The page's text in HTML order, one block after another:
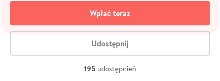
Wpłać teraz
Udostępnij
195 udostępnień